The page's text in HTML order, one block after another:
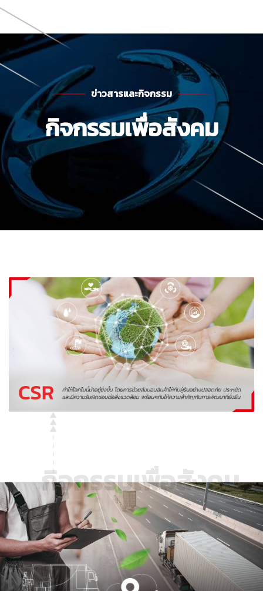
ข่าวสารและกิจกรรม
กิจกรรมเพื่อสังคม
กิจกรรมเพื่อสังคม